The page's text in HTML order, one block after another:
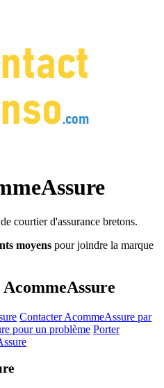
courtier d'assurance bretons.
moyens pour joindre la marque
Contacter AcommeAssure par
pour un problème Porter